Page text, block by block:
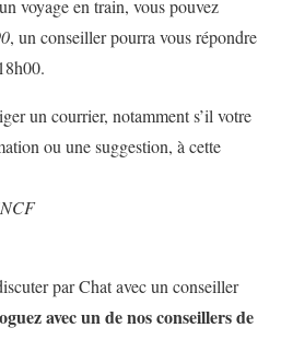
voyage en train, vous pouvez
, un conseiller pourra vous répondre
un courrier, notamment s’il votre
ou une suggestion, à cette
par Chat avec un conseiller
avec un de nos conseillers de